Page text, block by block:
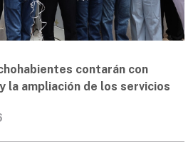
contarán con
la ampliación de los servicios